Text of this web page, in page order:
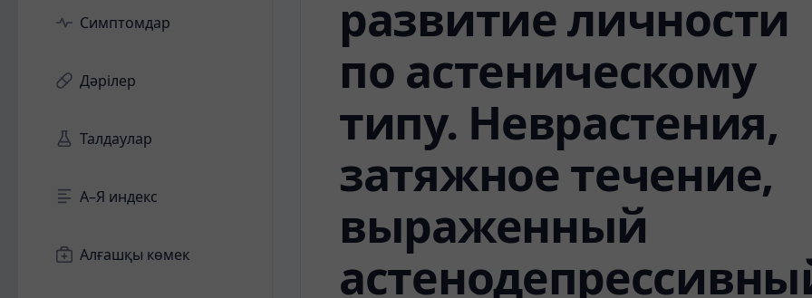
Симптомдар
Дәрілер
Талдаулар
А–Я индекс
Алғашқы көмек
развитие личности
по астеническому
типу. Неврастения,
затяжное течение,
выраженный